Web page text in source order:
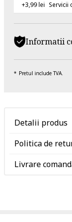
+3,99 lei Servicii
Informatii
Pretul include TVA.
Detalii produs
Politica de
Livrare